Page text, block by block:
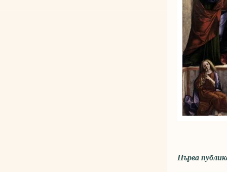
Първа